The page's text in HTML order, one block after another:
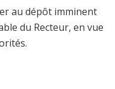
au dépôt imminent
du Recteur, en vue